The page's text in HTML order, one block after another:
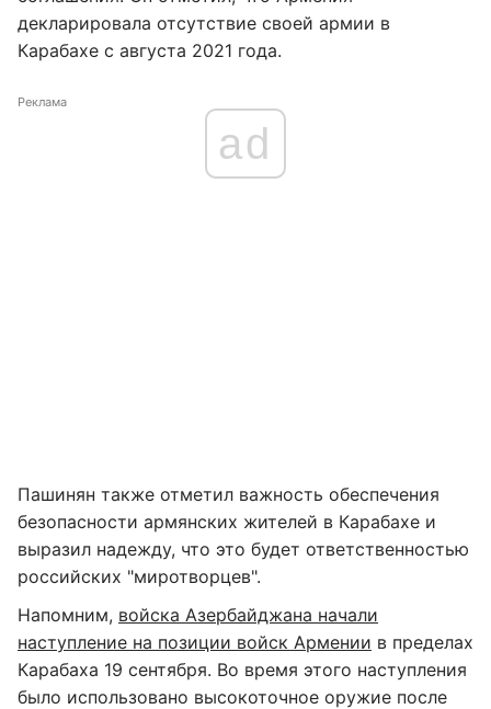
декларировала отсутствие своей армии в
Карабахе с августа 2021 года.
Реклама
ad
Пашинян также отметил важность обеспечения
безопасности армянских жителей в Карабахе и
выразил надежду, что это будет ответственностью
российских "миротворцев".
Напомним, войска Азербайджана начали
наступление на позиции войск Армении в пределах
Карабаха 19 сентября. Во время этого наступления
было использовано высокоточное оружие после